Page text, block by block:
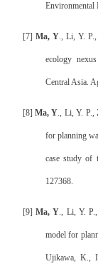
Environmental
[7] Ma, Y., Li, Y.
ecology
Central Asia.
[8] Ma, Y., Li, Y. P.,
for planning
case study of
127368.
[9] Ma, Y., Li, Y.
model for
Ujikawa, K.,